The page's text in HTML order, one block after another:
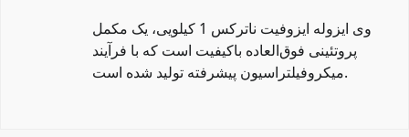
وی ایزوله ایزوفیت ناترکس 1 کیلویی
، یک مکمل
پروتئینی فوق‌العاده باکیفیت است که با فرآیند
میکروفیلتراسیون پیشرفته تولید شده است.